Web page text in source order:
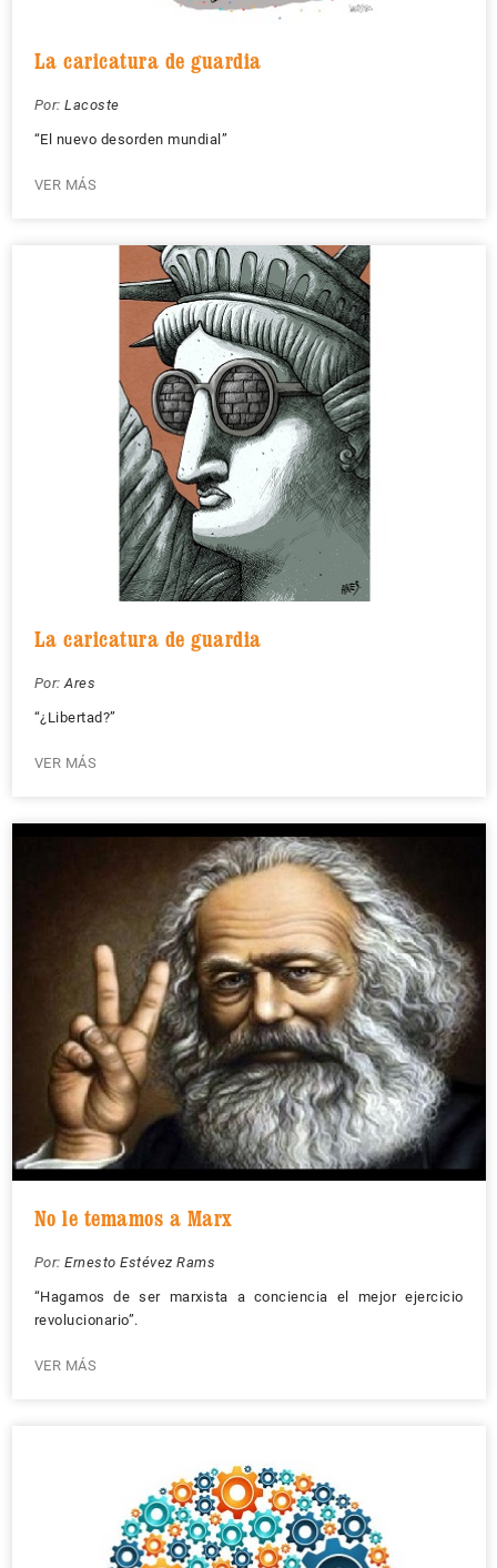
La caricatura de guardia
Por: Lacoste
“El nuevo desorden mundial”
VER MÁS
La caricatura de guardia
Por:Ares
“¿Libertad?”
VER MÁS
No le temamos a Marx
Por: Ernesto Estévez Rams
“Hagamos de ser marxista a conciencia el mejor ejercicio
revolucionario”.
VER MÁS